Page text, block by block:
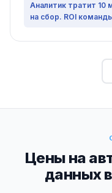
Аналитик тратит 10
на сбор. ROI
Цены на
данных